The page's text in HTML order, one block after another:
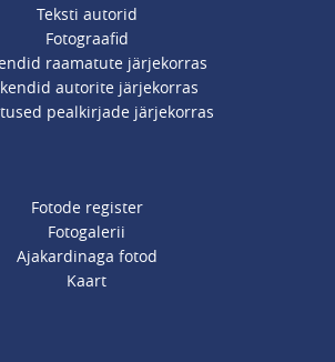
Teksti autorid
Fotograafid
raamatute järjekorras
autorite järjekorras
pealkirjade järjekorras
Fotode register
Fotogalerii
Ajakardinaga fotod
Kaart